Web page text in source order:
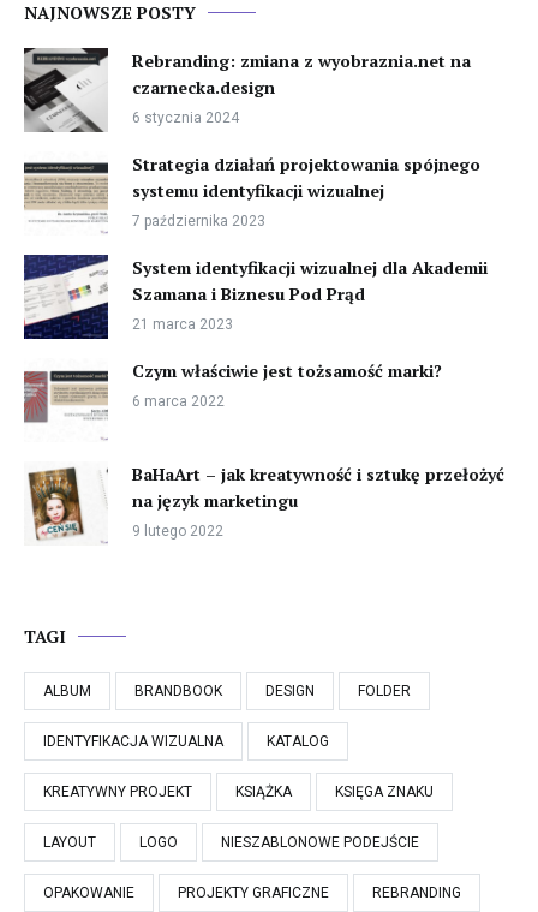
NAJNOWSZE POSTY
Rebranding: zmiana z wyobraznia.net na
czarnecka.design
6 stycznia 2024
Strategia działań projektowania spójnego
systemu identyfikacji wizualnej
7 października 2023
System identyfikacji wizualnej dla Akademii
Szamana i Biznesu Pod Prąd
21 marca 2023
Czym właściwie jest tożsamość marki?
6 marca 2022
BaHaArt – jak kreatywność i sztukę przełożyć
na język marketingu
9 lutego 2022
TAGI
ALBUM BRANDBOOK DESIGN FOLDER
IDENTYFIKACJA WIZUALNA KATALOG
KREATYWNY PROJEKT KSIĄŻKA KSIĘGA ZNAKU
LAYOUT LOGO NIESZABLONOWE PODEJŚCIE
OPAKOWANIE PROJEKTY GRAFICZNE REBRANDING